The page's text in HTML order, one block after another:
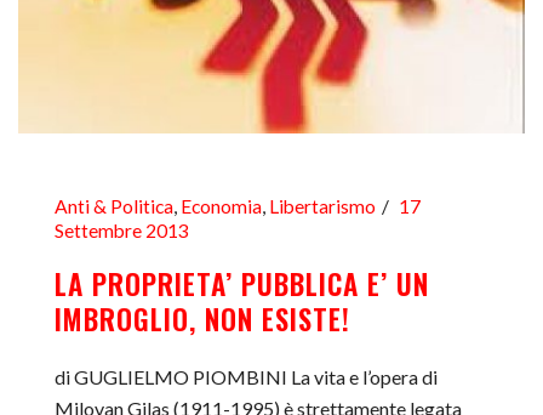
Anti & Politica, Economia, Libertarismo
17
Settembre 2013
LA PROPRIETA’ PUBBLICA E’ UN
IMBROGLIO, NON ESISTE!
di GUGLIELMO PIOMBINI La vita e l’opera di
Milovan Gilas (1911-1995) è strettamente legata